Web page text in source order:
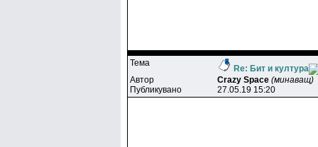
Тема
Re: Бит и култура
Автор
Crazy Space (минаващ)
Публикувано
27.05.19 15:20